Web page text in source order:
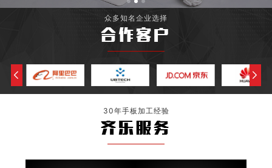
众多知名企业选择
合作客户
30年手板加工经验
齐乐服务